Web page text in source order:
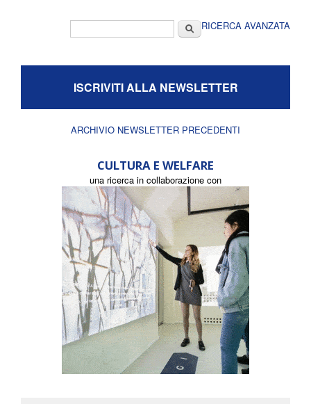
CercaRICERCA AVANZATA
ISCRIVITI ALLA NEWSLETTER
ARCHIVIO NEWSLETTER PRECEDENTI
CULTURA E WELFARE
una ricerca in collaborazione con